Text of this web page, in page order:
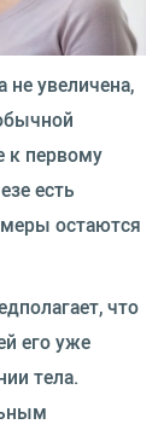
увеличена,
к первому
есть
остаются
что
его уже
тела.